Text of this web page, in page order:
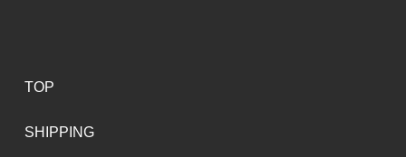
TOP
SHIPPING